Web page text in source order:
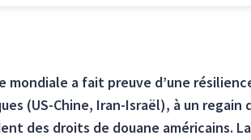
mondiale a fait preuve d’une
(US-Chine, Iran-Israël), à un
des droits de douane américains.